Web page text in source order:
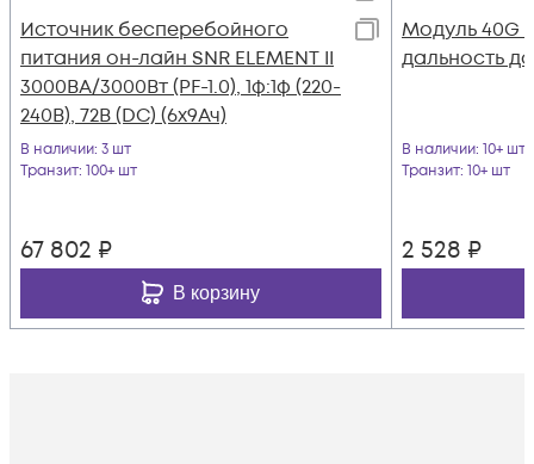
Источник бесперебойного
питания он-лайн SNR ELEMENT II
3000ВА/3000Вт (PF-1.0), 1ф:1ф (220-
240В), 72В (DC) (6x9Ач)
В наличии: 3 шт
Транзит: 100+ шт
67 802 ₽
В корзину
Модуль 40G
дальность
В наличии: 10+ шт
Транзит: 10+ шт
2 528 ₽